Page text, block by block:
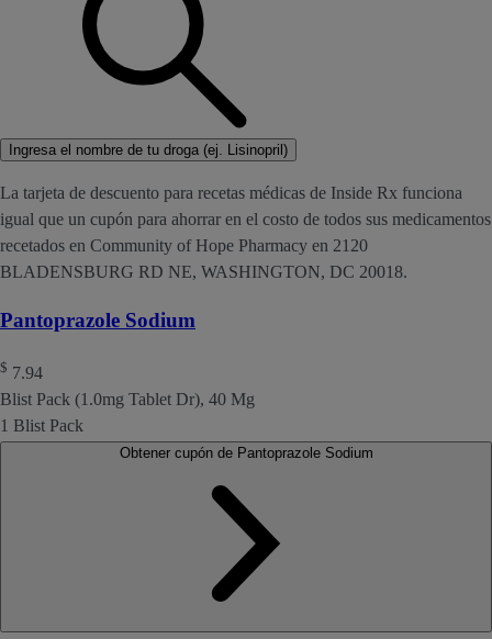
Ingresa el nombre de tu droga (ej. Lisinopril)
La tarjeta de descuento para recetas médicas de Inside Rx funciona
igual que un cupón para ahorrar en el costo de todos sus medicamentos
recetados en Community of Hope Pharmacy en 2120
BLADENSBURG RD NE, WASHINGTON, DC 20018.
Pantoprazole Sodium
$ 7.94
Blist Pack (1.0mg Tablet Dr), 40 Mg
1 Blist Pack